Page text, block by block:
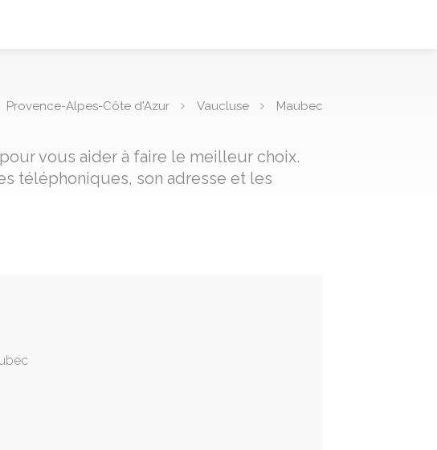
Provence-Alpes-Côte d'Azur Vaucluse Maubec
vous aider à faire le meilleur choix.
téléphoniques, son adresse et les